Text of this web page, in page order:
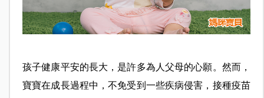
孩子健康平安的長大，是許多為人父母的心願。然而，
寶寶在成長過程中，不免受到一些疾病侵害，接種疫苗